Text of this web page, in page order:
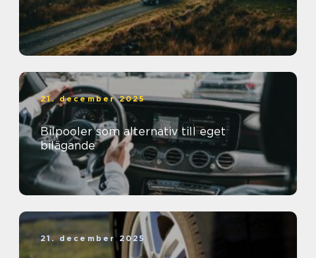
21. december 2025
Bilpooler som alternativ till eget
bilägande
21. december 2025